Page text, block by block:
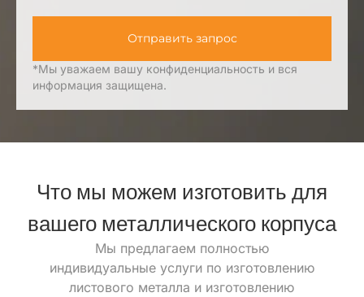
Отправить запрос
*Мы уважаем вашу конфиденциальность и вся
информация защищена.
Что мы можем изготовить для
вашего металлического корпуса
Мы предлагаем полностью
индивидуальные услуги по изготовлению
листового металла и изготовлению